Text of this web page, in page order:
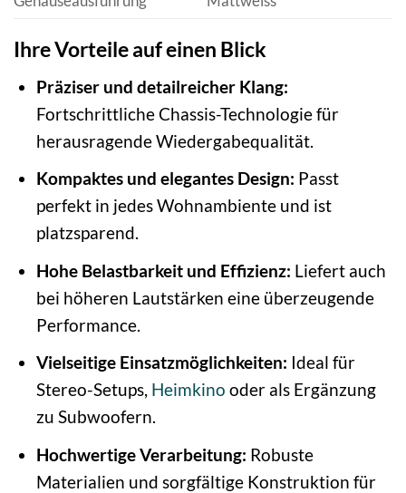
Ihre Vorteile auf einen Blick
Präziser und detailreicher Klang:
Fortschrittliche Chassis-Technologie für
herausragende Wiedergabequalität.
Kompaktes und elegantes Design: Passt
perfekt in jedes Wohnambiente und ist
platzsparend.
Hohe Belastbarkeit und Effizienz: Liefert auch
bei höheren Lautstärken eine überzeugende
Performance.
Vielseitige Einsatzmöglichkeiten: Ideal für
Stereo-Setups, Heimkino oder als Ergänzung
zu Subwoofern.
Hochwertige Verarbeitung: Robuste
Materialien und sorgfältige Konstruktion für